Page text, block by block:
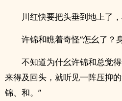
川红快要把头垂到地上了，
许锦和瞧着奇怪“怎幺了？
不知道为什幺许锦和总觉
来得及回头，就听见一阵压抑的
锦、和。”